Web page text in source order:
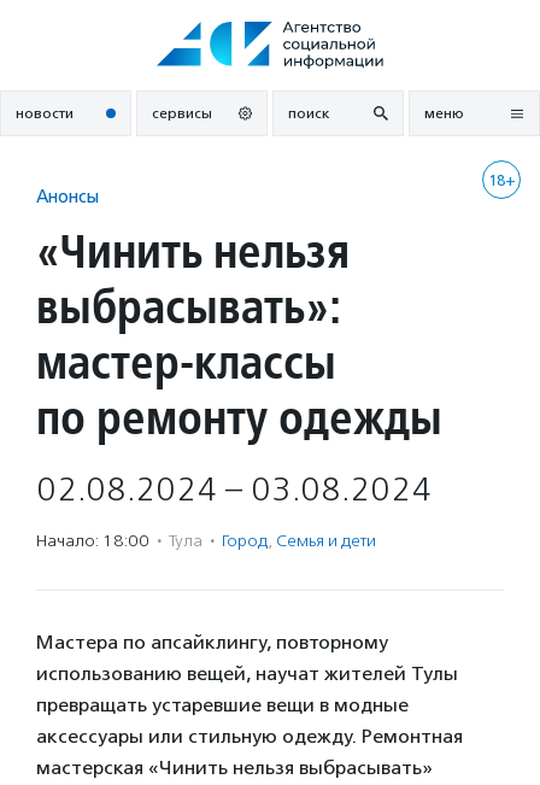
новости сервисы поиск меню
18+
Анонсы
«Чинить нельзя
выбрасывать»:
мастер-классы
по ремонту одежды
02.08.2024 – 03.08.2024
Начало: 18:00 · Тула · Город, Семья и дети
Мастера по апсайклингу, повторному
использованию вещей, научат жителей Тулы
превращать устаревшие вещи в модные
аксессуары или стильную одежду. Ремонтная
мастерская «Чинить нельзя выбрасывать»